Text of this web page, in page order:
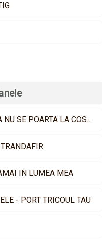
FLORIN CERCEL - BUNATATEA NU SE POARTA LA COSTUM
IN LUMEA MEA
- PORT TRICOUL TAU